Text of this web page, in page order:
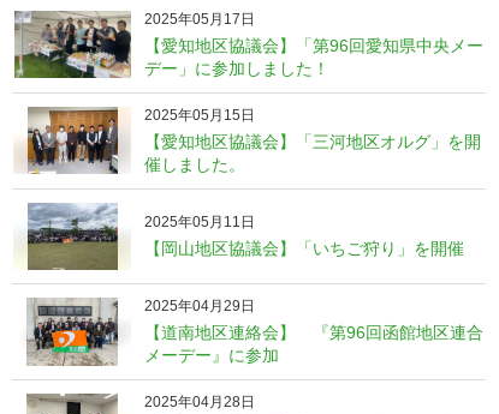
2025年05月17日
【愛知地区協議会】「第96回愛知県中央メー
デー」に参加しました！
2025年05月15日
【愛知地区協議会】「三河地区オルグ」を開
催しました。
2025年05月11日
【岡山地区協議会】「いちご狩り」を開催
2025年04月29日
【道南地区連絡会】 『第96回函館地区連合
メーデー』に参加
2025年04月28日